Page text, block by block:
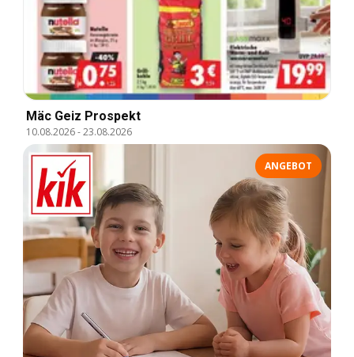
Mäc Geiz Prospekt
10.08.2026-23.08.2026
ANGEBOT